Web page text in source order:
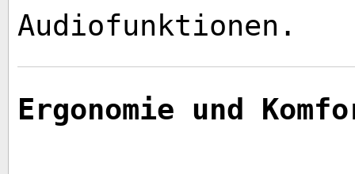
Audiofunktionen.
Ergonomie und